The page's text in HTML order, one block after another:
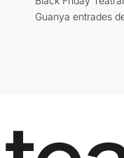
Guanya entrades